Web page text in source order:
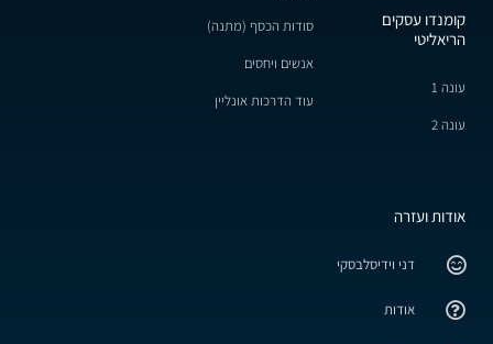
קומנדו עסקים
הריאליטי
עונה 1
עונה 2
סודות הכסף (מתנה)
אנשים ויחסים
עוד הדרכות אונליין
אודות ועזרה
דני וידיסלבסקי
אודות